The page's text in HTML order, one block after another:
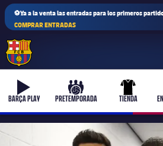
⚽Ya a la venta las entradas para los primeros
COMPRAR ENTRADAS
b-play
BARÇA PLAY
culers-ball
PRETEMPORADA
uniform
TIENDA